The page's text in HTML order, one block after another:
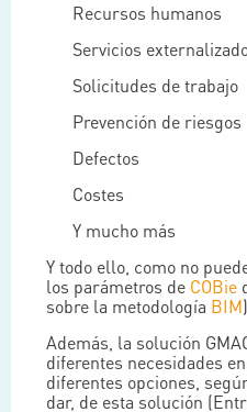
Recursos humanos
Servicios
Solicitudes de trabajo
Prevención de riesgos
Defectos
Costes
Y mucho más
Y todo ello, como no
los parámetros de COBie
sobre la metodología BIM
Además, la solución
diferentes necesidades
diferentes opciones,
dar, de esta solución